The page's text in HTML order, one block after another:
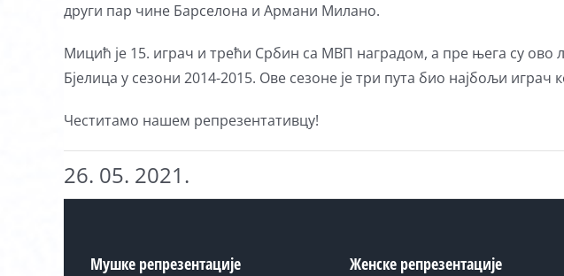
други пар чине Барселона и Армани Милано.
Мицић је 15. играч и трећи Србин са МВП наградом, а пре њега су
Бјелица у сезони 2014-2015. Oве сезоне je три пута био најбољи
Честитамо нашем репрезентативцу!
26. 05. 2021.
Мушке репрезентације Женске репрезентације